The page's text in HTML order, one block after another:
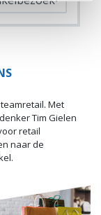
Met
Tim Gielen
retail
naar de